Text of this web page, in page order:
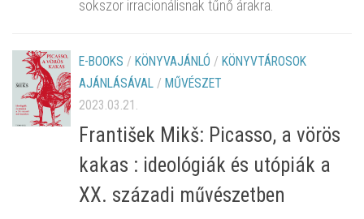
sokszor irracionálisnak tűnő árakra.
E-BOOKS / KÖNYVAJÁNLÓ / KÖNYVTÁROSOK
AJÁNLÁSÁVAL / MŰVÉSZET
2023.03.21.
František Mikš: Picasso, a vörös
kakas : ideológiák és utópiák a
XX. századi művészetben